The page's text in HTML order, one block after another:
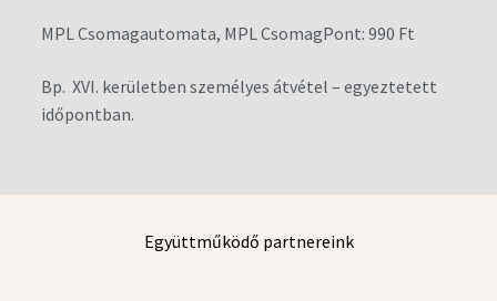
MPL Csomagautomata, MPL CsomagPont: 990 Ft
Bp. XVI. kerületben személyes átvétel – egyeztetett
időpontban.
Együttműködő partnereink